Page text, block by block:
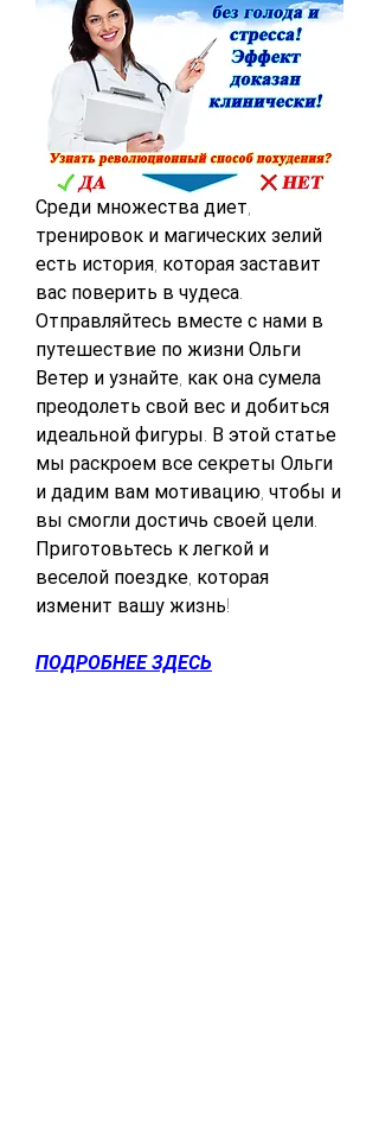
Среди множества диет,
тренировок и магических зелий
есть история, которая заставит
вас поверить в чудеса.
Отправляйтесь вместе с нами в
путешествие по жизни Ольги
Ветер и узнайте, как она сумела
преодолеть свой вес и добиться
идеальной фигуры. В этой статье
мы раскроем все секреты Ольги
и дадим вам мотивацию, чтобы и
вы смогли достичь своей цели.
Приготовьтесь к легкой и
веселой поездке, которая
изменит вашу жизнь!
ПОДРОБНЕЕ ЗДЕСЬ